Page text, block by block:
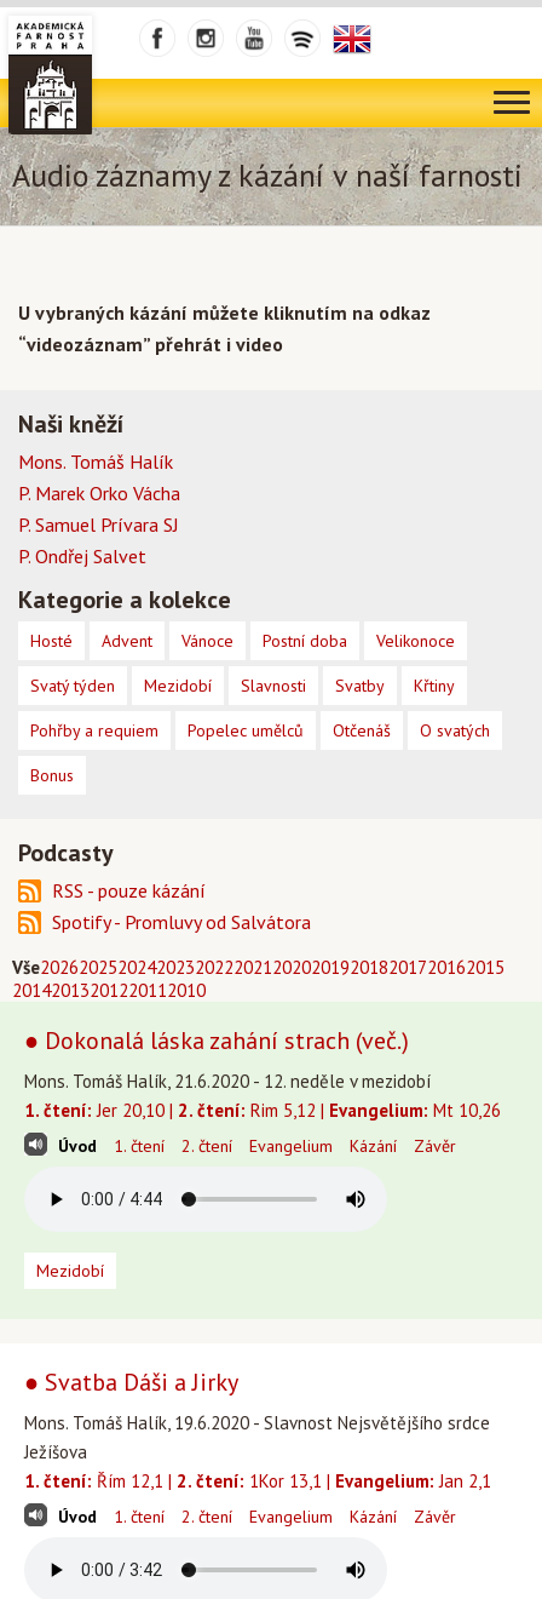
Audio záznamy z kázání v naší farnosti
Vše202620252024202320222021202020192018201720162015
20142013201220112010
● Dokonalá láska zahání strach (več.)
Mons. Tomáš Halík, 21.6.2020 - 12. neděle v mezidobí
1. čtení: Jer 20,10 | 2. čtení: Rim 5,12 | Evangelium: Mt 10,26
Úvod 1. čtení 2. čtení Evangelium Kázání Závěr
Mezidobí
● Svatba Dáši a Jirky
Mons. Tomáš Halík, 19.6.2020 - Slavnost Nejsvětějšího srdce
Ježíšova
1. čtení: Řím 12,1 | 2. čtení: 1Kor 13,1 | Evangelium: Jan 2,1
Úvod 1. čtení 2. čtení Evangelium Kázání Závěr
U vybraných kázání můžete kliknutím na odkaz
“videozáznam” přehrát i video
Naši kněží
Mons. Tomáš Halík
P. Marek Orko Vácha
P. Samuel Prívara SJ
P. Ondřej Salvet
Kategorie a kolekce
Hosté Advent Vánoce Postní doba Velikonoce
Svatý týden Mezidobí Slavnosti Svatby Křtiny
Pohřby a requiem Popelec umělců Otčenáš O svatých
Bonus
Podcasty
RSS - pouze kázání
Spotify - Promluvy od Salvátora